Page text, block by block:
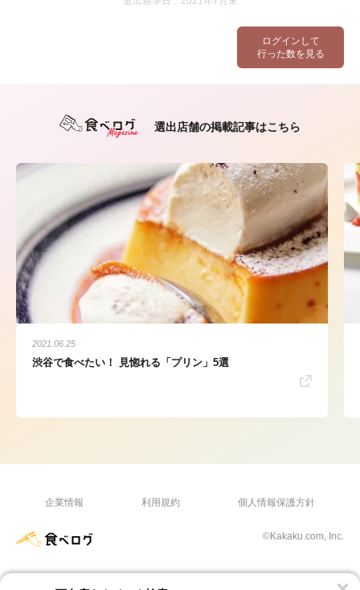
ログインして
行った数を見る
選出店舗の掲載記事はこちら
2021.06.25
渋谷で食べたい！ 見惚れる「プリン」5選
企業情報 利用規約 個人情報保護方針
©Kakaku.com, Inc.